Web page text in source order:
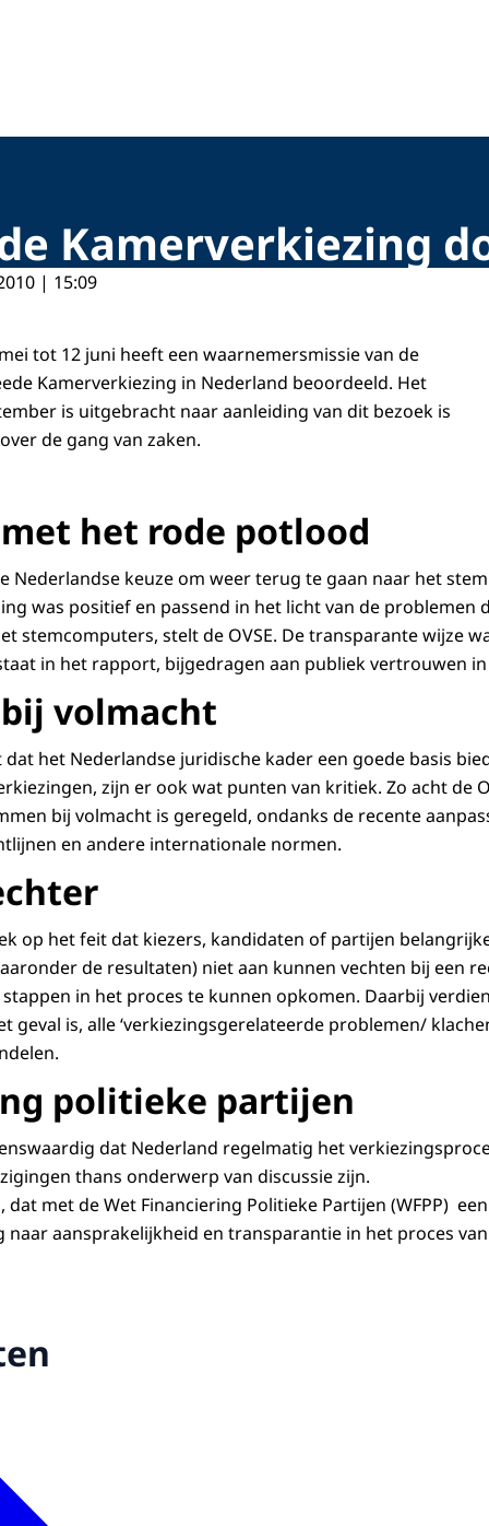
Kamerverkiezing
| 15:09
tot 12 juni heeft een waarnemersmissie van de
Kamerverkiezing in Nederland beoordeeld. Het
is uitgebracht naar aanleiding van dit bezoek is
de gang van zaken.
het rode potlood
Nederlandse keuze om weer terug te gaan naar het
was positief en passend in het licht van de problemen
stemcomputers, stelt de OVSE. De transparante wijze
in het rapport, bijgedragen aan publiek vertrouwen
volmacht
dat het Nederlandse juridische kader een goede basis
zijn er ook wat punten van kritiek. Zo acht de
bij volmacht is geregeld, ondanks de recente
en andere internationale normen.
op het feit dat kiezers, kandidaten of partijen
de resultaten) niet aan kunnen vechten bij een
in het proces te kunnen opkomen. Daarbij
geval is, alle ‘verkiezingsgerelateerde problemen/
politieke partijen
dat Nederland regelmatig het
thans onderwerp van discussie zijn.
dat met de Wet Financiering Politieke Partijen (WFPP)
naar aansprakelijkheid en transparantie in het proces